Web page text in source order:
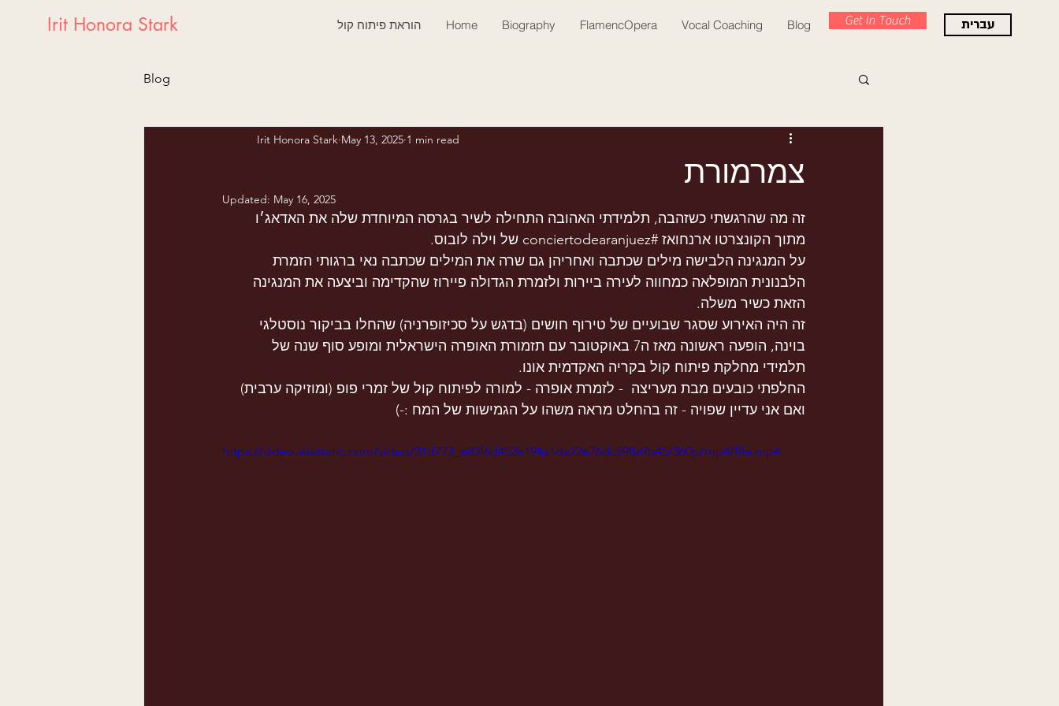
Irit Honora Stark הוראת פיתוח קול Home Biography FlamencOpera Vocal Coaching Blog Get In Touch עברית
Blog
צמרמורת
Irit Honora Stark May 13, 2025 1 min read
Updated: May 16, 2025
זה מה שהרגשתי כשזהבה, תלמידתי האהובה התחילה לשיר בגרסה המיוחדת שלה את האדאג׳ו
מתוך הקונצרטו ארנחואז #conciertodearanjuez
של וילה לובוס.
על המנגינה הלבישה מילים שכתבה ואחריהן גם שרה את המילים שכתבה נאי ברגותי הזמרת
הלבנונית המופלאה כמחווה לעירה ביירות ולזמרת הגדולה פיירוז שהקדימה וביצעה את המנגינה
הזאת כשיר משלה.
זה היה האירוע שסגר שבועיים של טירוף חושים (בדגש על סכיזופרניה) שהחלו בביקור נוסטלגי
בוינה, הופעה ראשונה מאז ה7 באוקטובר עם תזמורת האופרה הישראלית ומופע סוף שנה של
תלמידי מחלקת פיתוח קול בקריה האקדמית אונו.
החלפתי כובעים מבת מעריצה  - לזמרת אופרה - למורה לפיתוח קול של זמרי פופ (ומוזיקה ערבית)
ואם אני עדיין שפויה - זה בהחלט מראה משהו על הגמישות של המח :-)
https://video.wixstatic.com/video/31d773_e83f6d452e194a1da22e76dc598a9b45/360p/mp4/file.mp4